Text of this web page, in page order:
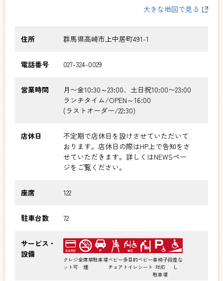
大きな地図で見る
住所 群馬県高崎市上中居町491-1
電話番号 027-324-0029
営業時間
月〜金10:30～23:00、土日祝10:00〜23:00
ランチタイム/OPEN～16:00
(ラストオーダー/22:30)
店休日
不定期で店休日を設けさせていただいて
おります。店休日の際はHP上で告知をさ
せていただきます。詳しくはNEWSペー
ジをご覧ください。
座席 122
駐車台数 72
サービス・
設備
クレジ
ット可
全席禁
煙
駐車場ベビー
チェア
多目的
トイレ
ベビー
シート
車椅子
対応
駐車場
段差な
し